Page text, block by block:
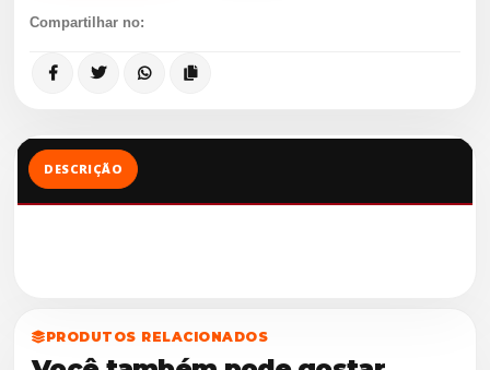
Compartilhar no:
DESCRIÇÃO
PRODUTOS RELACIONADOS